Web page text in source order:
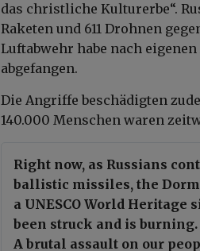
das christliche Kulturerbe“.
Raketen und 611 Drohnen
Luftabwehr habe nach
abgefangen.
Die Angriffe beschädigten
140.000 Menschen waren
Right now, as Russians
ballistic missiles, the
a UNESCO World
been struck and is burning.
A brutal assault on our